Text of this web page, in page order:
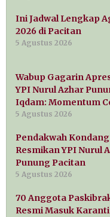
Ini Jadwal Lengkap
2026 di Pacitan
5 Agustus 2026
Wabup Gagarin
YPI Nurul Azhar
Iqdam: Momentum
5 Agustus 2026
Pendakwah
Resmikan YPI Nurul
Punung Pacitan
5 Agustus 2026
70 Anggota
Resmi Masuk